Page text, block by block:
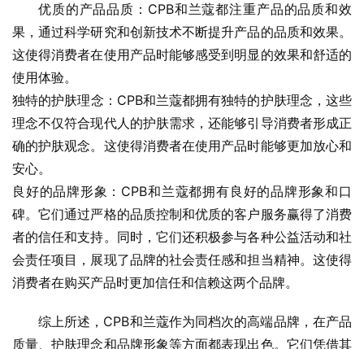
优质的产品品质：CPB和兰蔻都注重产品的品质和效
果，通过科学研究和创新技术不断提升产品的品质和效果。
这使得消费者在使用产品时能够感受到明显的效果和舒适的
使用体验。
独特的护肤理念：CPB和兰蔻都拥有独特的护肤理念，这些
理念不仅符合现代人的护肤需求，还能够引导消费者形成正
确的护肤观念。这使得消费者在使用产品时能够更加放心和
安心。
良好的品牌形象：CPB和兰蔻都拥有良好的品牌形象和口
碑。它们通过严格的品质控制和优质的客户服务赢得了消费
者的信任和支持。同时，它们还积极参与各种公益活动和社
会责任项目，展现了品牌的社会责任感和担当精神。这使得
消费者在购买产品时更加信任和信赖这两个品牌。
综上所述，CPB和兰蔻作为同档次的高端品牌，在产品
质量、护肤理念和品牌形象等方面都表现出色。它们凭借其